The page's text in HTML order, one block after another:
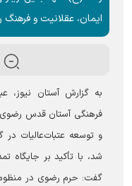
ایمان، عقلانیت و فرهنگ
به گزارش آستان نیوز،
فرهنگی آستان قدس
و توسعه عتبات‌عالیات در
شد، با تأکید بر
گفت: حرم رضوی در